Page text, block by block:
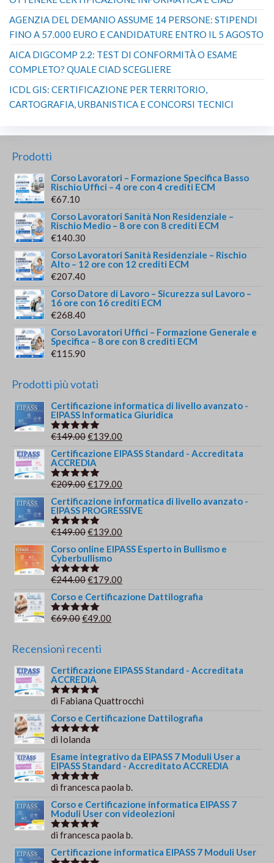
AGENZIA DEL DEMANIO ASSUME 14 PERSONE: STIPENDI
FINO A 57.000 EURO E CANDIDATURE ENTRO IL 5 AGOSTO
AICA DIGCOMP 2.2: TEST DI CONFORMITÀ O ESAME
COMPLETO? QUALE CIAD SCEGLIERE
ICDL GIS: CERTIFICAZIONE PER TERRITORIO,
CARTOGRAFIA, URBANISTICA E CONCORSI TECNICI
Prodotti
Corso Lavoratori – Formazione Specifica Basso
Rischio Uffici – 4 ore con 4 crediti ECM
€67.10
Corso Lavoratori Sanità Non Residenziale –
Rischio Medio – 8 ore con 8 crediti ECM
€140.30
Corso Lavoratori Sanità Residenziale – Rischio
Alto – 12 ore con 12 crediti ECM
€207.40
Corso Datore di Lavoro – Sicurezza sul Lavoro –
16 ore con 16 crediti ECM
€268.40
Corso Lavoratori Uffici – Formazione Generale e
Specifica – 8 ore con 8 crediti ECM
€115.90
Prodotti più votati
Certificazione informatica di livello avanzato -
EIPASS Informatica Giuridica
Valutato
€149.00Il
prezzo
originale
era:
€139.00
prezzo
Certificazione EIPASS Standard - Accreditata
ACCREDIA
Valutato
€209.00Il
prezzo
originale
era:
€179.00
prezzo
attuale
Certificazione informatica di livello avanzato -
EIPASS PROGRESSIVE
Valutato
€149.00Il
prezzo
originale
era:
€139.00
prezzo
Corso online EIPASS Esperto in Bullismo e
Cyberbullismo
Valutato
€244.00Il
prezzo
originale
era:
€179.00
prezzo
Corso e Certificazione Dattilografia
Valutato
€69.00Il
originale
€69.00.
€49.00
€49.00.
Recensioni recenti
Certificazione EIPASS Standard - Accreditata
ACCREDIA
Valutato5
di Fabiana Quattrocchi
Corso e Certificazione Dattilografia
Valutato5
di Iolanda
Esame integrativo da EIPASS 7 Moduli User a
EIPASS Standard - Accreditato ACCREDIA
Valutato5
di francesca paola b.
Corso e Certificazione informatica EIPASS 7
Moduli User con videolezioni
Valutato5
di francesca paola b.
Certificazione informatica EIPASS 7 Moduli User